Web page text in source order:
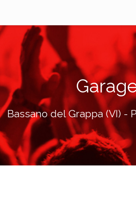
Bassano del Grappa (VI) -